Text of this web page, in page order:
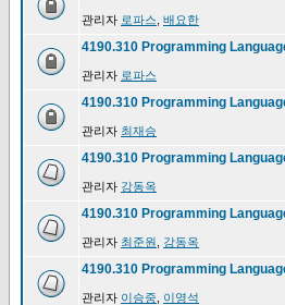
관리자 로파스 배요한
4190.310 Programming
관리자 로파스
4190.310 Programming
관리자 최재승
4190.310 Programming
관리자 강동옥
4190.310 Programming
관리자 최준원 강동옥
4190.310 Programming
관리자 이승중 이영석